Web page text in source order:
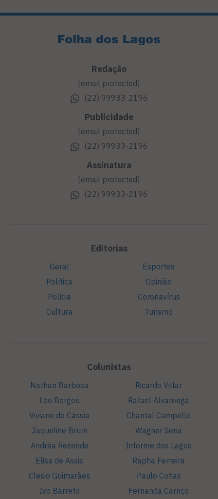
Redação
[email protected]
(22) 99933-2196
Publicidade
[email protected]
(22) 99933-2196
Assinatura
[email protected]
(22) 99933-2196
Editorias
Geral
Política
Polícia
Cultura
Esportes
Opinião
Coronavírus
Turismo
Colunistas
Nathan Barbosa
Léo Borges
Viviane de Cássia
Jaqueline Brum
Andréa Rezende
Elisa de Assis
Clesio Guimarães
Ivo Barreto
Ricardo Villar
Rafael Alvarenga
Chantal Campello
Wagner Sena
Informe dos Lagos
Rapha Ferreira
Paulo Cotias
Fernanda Carriço